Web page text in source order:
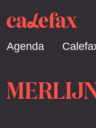
Agenda